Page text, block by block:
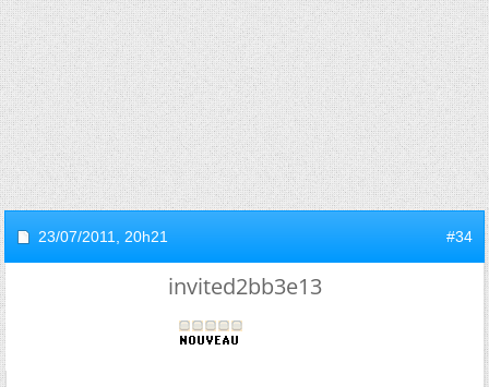
23/07/2011, 20h21 #34
invited2bb3e13